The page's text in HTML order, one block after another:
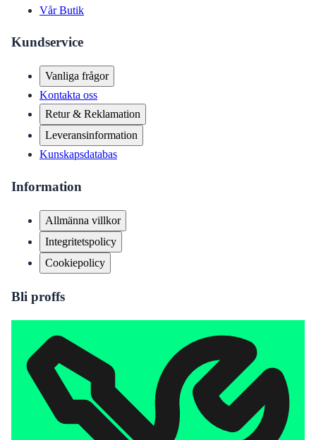
Vår Butik
Kundservice
Vanliga frågor
Kontakta oss
Retur & Reklamation
Leveransinformation
Kunskapsdatabas
Information
Allmänna villkor
Integritetspolicy
Cookiepolicy
Bli proffs